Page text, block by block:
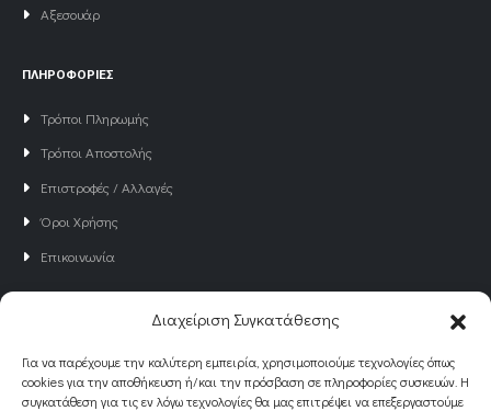
Διαχείριση Συγκατάθεσης
Για να παρέχουμε την καλύτερη εμπειρία, χρησιμοποιούμε τεχνολογίες όπως
cookies για την αποθήκευση ή/και την πρόσβαση σε πληροφορίες συσκευών. Η
συγκατάθεση για τις εν λόγω τεχνολογίες θα μας επιτρέψει να επεξεργαστούμε
Αξεσουάρ
ΠΛΗΡΟΦΟΡΙΕΣ
Τρόποι Πληρωμής
Τρόποι Αποστολής
Επιστροφές / Αλλαγές
Όροι Χρήσης
Επικοινωνία
Γραφτείτε στο Newsletter του Just4all
για να ενημερώνεστε για νέα και προσφορές!